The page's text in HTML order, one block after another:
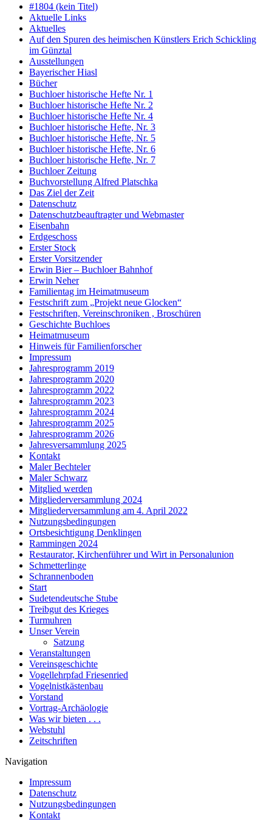
#1804 (kein Titel)
Aktuelle Links
Aktuelles
Auf den Spuren des heimischen Künstlers Erich Schickling
im Günztal
Ausstellungen
Bayerischer Hiasl
Bücher
Buchloer historische Hefte Nr. 1
Buchloer historische Hefte Nr. 2
Buchloer historische Hefte Nr. 4
Buchloer historische Hefte, Nr. 3
Buchloer historische Hefte, Nr. 5
Buchloer historische Hefte, Nr. 6
Buchloer historische Hefte, Nr. 7
Buchloer Zeitung
Buchvorstellung Alfred Platschka
Das Ziel der Zeit
Datenschutz
Datenschutzbeauftragter und Webmaster
Eisenbahn
Erdgeschoss
Erster Stock
Erster Vorsitzender
Erwin Bier – Buchloer Bahnhof
Erwin Neher
Familientag im Heimatmuseum
Festschrift zum „Projekt neue Glocken“
Festschriften, Vereinschroniken , Broschüren
Geschichte Buchloes
Heimatmuseum
Hinweis für Familienforscher
Impressum
Jahresprogramm 2019
Jahresprogramm 2020
Jahresprogramm 2022
Jahresprogramm 2023
Jahresprogramm 2024
Jahresprogramm 2025
Jahresprogramm 2026
Jahresversammlung 2025
Kontakt
Maler Bechteler
Maler Schwarz
Mitglied werden
Mitgliederversammlung 2024
Mitgliederversammlung am 4. April 2022
Nutzungsbedingungen
Ortsbesichtigung Denklingen
Rammingen 2024
Restaurator, Kirchenführer und Wirt in Personalunion
Schmetterlinge
Schrannenboden
Start
Sudetendeutsche Stube
Treibgut des Krieges
Turmuhren
Unser Verein
Satzung
Veranstaltungen
Vereinsgeschichte
Vogellehrpfad Friesenried
Vogelnistkästenbau
Vorstand
Vortrag-Archäologie
Was wir bieten . . .
Webstuhl
Zeitschriften
Navigation
Impressum
Datenschutz
Nutzungsbedingungen
Kontakt